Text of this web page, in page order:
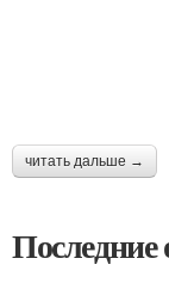
читать дальше →
Последние